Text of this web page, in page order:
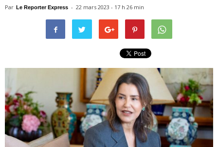
Par Le Reporter Express - 22 mars 2023 - 17 h 26 min